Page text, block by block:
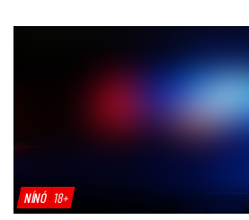
NÍNÓ 18+